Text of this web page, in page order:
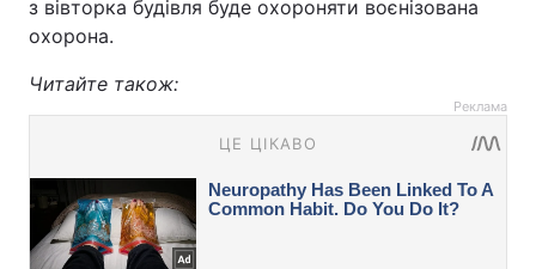
з вівторка будівля буде охороняти воєнізована
охорона.
Читайте також:
Реклама